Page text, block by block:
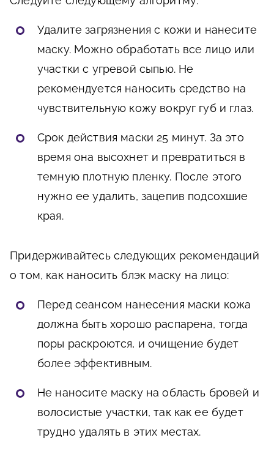
Удалите загрязнения с кожи и нанесите
маску. Можно обработать все лицо или
участки с угревой сыпью. Не
рекомендуется наносить средство на
чувствительную кожу вокруг губ и глаз.
Срок действия маски 25 минут. За это
время она высохнет и превратиться в
темную плотную пленку. После этого
нужно ее удалить, зацепив подсохшие
края.
Придерживайтесь следующих рекомендаций
о том, как наносить блэк маску на лицо:
Перед сеансом нанесения маски кожа
должна быть хорошо распарена, тогда
поры раскроются, и очищение будет
более эффективным.
Не наносите маску на область бровей и
волосистые участки, так как ее будет
трудно удалять в этих местах.